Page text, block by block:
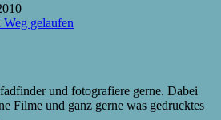
Weg gelaufen
und fotografiere gerne. Dabei
Filme und ganz gerne was gedrucktes